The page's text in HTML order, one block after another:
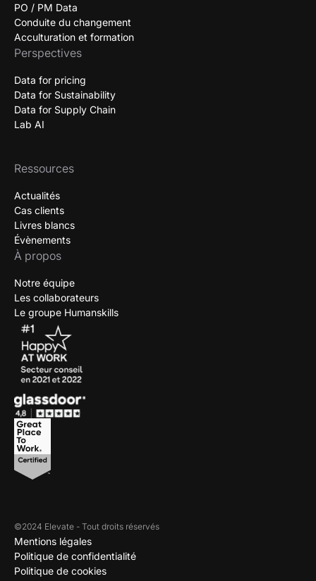
PO / PM Data
Conduite du changement
Acculturation et formation
Perspectives
Data for pricing
Data for Sustainability
Data for Supply Chain
Lab AI
Ressources
Actualités
Cas clients
Livres blancs
Évènements
À propos
Notre équipe
Les collaborateurs
Le groupe Humanskills
©2024 Elevate - Tout droits réservés
Mentions légales
Politique de confidentialité
Politique de cookies